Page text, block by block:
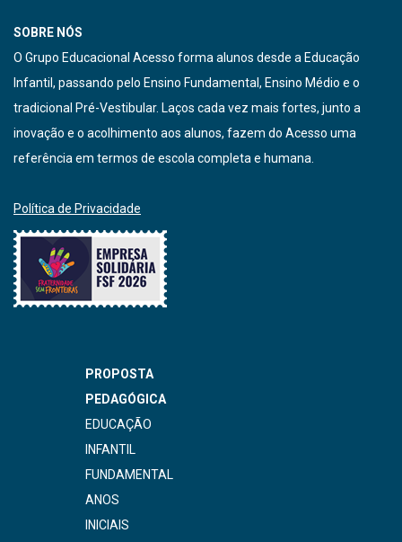
SOBRE NÓS
O Grupo Educacional Acesso forma alunos desde a Educação
Infantil, passando pelo Ensino Fundamental, Ensino Médio e o
tradicional Pré-Vestibular. Laços cada vez mais fortes, junto a
inovação e o acolhimento aos alunos, fazem do Acesso uma
referência em termos de escola completa e humana.
Política de Privacidade
PROPOSTA
PEDAGÓGICA
EDUCAÇÃO
INFANTIL
FUNDAMENTAL
ANOS
INICIAIS